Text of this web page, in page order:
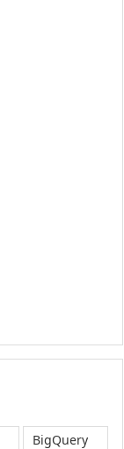
BigQuery